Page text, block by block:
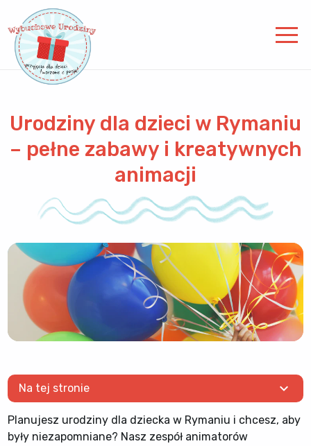
Urodziny dla dzieci w Rymaniu
– pełne zabawy i kreatywnych
animacji
Na tej stronie expand_more
Planujesz urodziny dla dziecka w Rymaniu i chcesz, aby
były niezapomniane? Nasz zespół animatorów